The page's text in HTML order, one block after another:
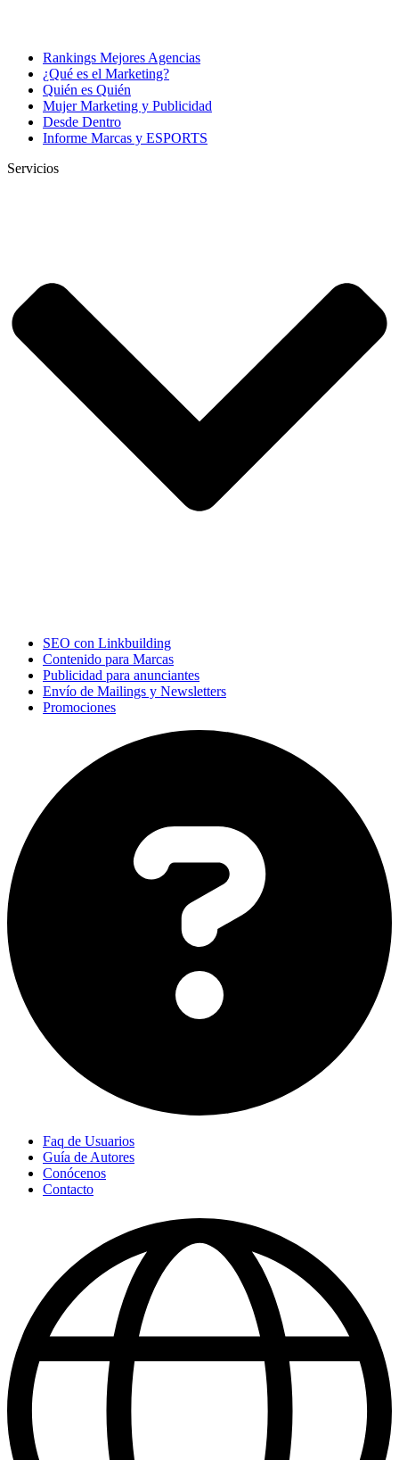
Rankings Mejores Agencias
¿Qué es el Marketing?
Quién es Quién
Mujer Marketing y Publicidad
Desde Dentro
Informe Marcas y ESPORTS
Servicios
SEO con Linkbuilding
Contenido para Marcas
Publicidad para anunciantes
Envío de Mailings y Newsletters
Promociones
Faq de Usuarios
Guía de Autores
Conócenos
Contacto